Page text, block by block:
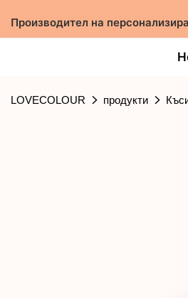
Производител на
LOVECOLOUR продукти